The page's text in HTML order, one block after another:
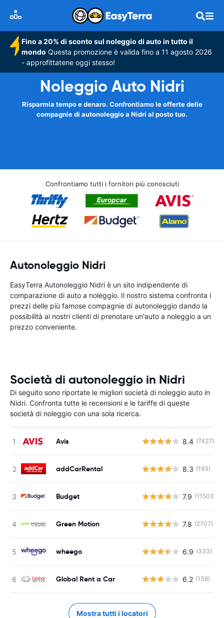
Fino a 20% di sconto sul noleggio di auto in tutto il
mondo Questa promozione è valida fino a 11 agosto 2026
- approfittatene oggi stesso!
Noleggio Auto Nidri
Risparmia tempo e denaro. Confrontiamo le offerte delle
compagnie di autonoleggio a Nidri al posto tuo.
Confrontiamo tutti i fornitori più conosciuti
Autonoleggio Nidri
EasyTerra Autonoleggio Nidri è un sito indipendente di
comparazione di auto a noleggio. Il nostro sistema confronta i
prezzi delle più famose compagnie di autonoleggio dando la
possibilità ai nostri clienti di prenotare un'auto a noleggio a un
prezzo conveniente.
Società di autonoleggio in Nidri
Di seguito sono riportate le migliori società di noleggio auto in
Nidri. Confronta tutte le recensioni e le tariffe di queste
società di noleggio con una sola ricerca.
Avis 8.4 (7427)
addCarRental 8.3 (193)
Budget 7.9 (11503)
Green Motion 7.8 (2707)
wheego 6.9 (333)
Global Rent a Car 6.2 (136)
Mostra tutti i locatori